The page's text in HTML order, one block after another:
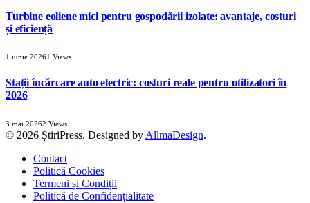
Turbine eoliene mici pentru gospodării izolate: avantaje, costuri
și eficiență
1 iunie 20261 Views
Stații încărcare auto electric: costuri reale pentru utilizatori în
2026
3 mai 20262 Views
© 2026 ȘtiriPress. Designed by AllmaDesign.
Contact
Politică Cookies
Termeni și Condiții
Politică de Confidențialitate